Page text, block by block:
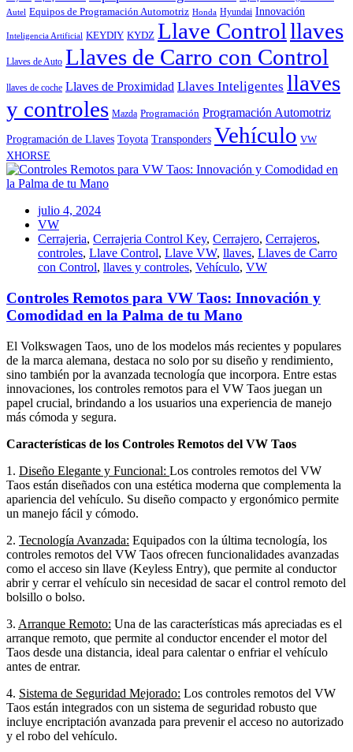
Autel Equipos de Programación Automotriz Honda Hyundai Innovación
Inteligencia Artificial KEYDIY KYDZ Llave Controlllaves
Llaves de Auto Llaves de Carro con Control
llaves de coche Llaves de Proximidad Llaves Inteligentes llaves
y controles Mazda Programación Programación Automotriz
Programación de Llaves Toyota Transponders Vehículo VW
XHORSE
julio 4, 2024
VW
Cerrajeria, Cerrajeria Control Key, Cerrajero, Cerrajeros,
controles, Llave Control, Llave VW, llaves, Llaves de Carro
con Control, llaves y controles, Vehículo, VW
Controles Remotos para VW Taos: Innovación y
Comodidad en la Palma de tu Mano
El Volkswagen Taos, uno de los modelos más recientes y populares
de la marca alemana, destaca no solo por su diseño y rendimiento,
sino también por la avanzada tecnología que incorpora. Entre estas
innovaciones, los controles remotos para el VW Taos juegan un
papel crucial, brindando a los usuarios una experiencia de manejo
más cómoda y segura.
Características de los Controles Remotos del VW Taos
1. Diseño Elegante y Funcional: Los controles remotos del VW
Taos están diseñados con una estética moderna que complementa la
apariencia del vehículo. Su diseño compacto y ergonómico permite
un manejo fácil y cómodo.
2. Tecnología Avanzada: Equipados con la última tecnología, los
controles remotos del VW Taos ofrecen funcionalidades avanzadas
como el acceso sin llave (Keyless Entry), que permite al conductor
abrir y cerrar el vehículo sin necesidad de sacar el control remoto del
bolsillo o bolso.
3. Arranque Remoto: Una de las características más apreciadas es el
arranque remoto, que permite al conductor encender el motor del
Taos desde una distancia, ideal para calentar o enfriar el vehículo
antes de entrar.
4. Sistema de Seguridad Mejorado: Los controles remotos del VW
Taos están integrados con un sistema de seguridad robusto que
incluye encriptación avanzada para prevenir el acceso no autorizado
y el robo del vehículo.